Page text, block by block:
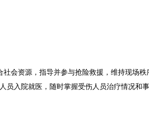
社会资源，指导并参与抢险救援，维持现场秩
员入院就医，随时掌握受伤人员治疗情况和